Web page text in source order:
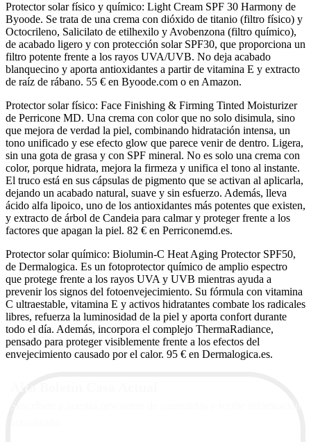
Protector solar físico y químico: Light Cream SPF 30 Harmony de
Byoode. Se trata de una crema con dióxido de titanio (filtro físico) y
Octocrileno, Salicilato de etilhexilo y Avobenzona (filtro químico),
de acabado ligero y con protección solar SPF30, que proporciona un
filtro potente frente a los rayos UVA/UVB. No deja acabado
blanquecino y aporta antioxidantes a partir de vitamina E y extracto
de raíz de rábano. 55 € en Byoode.com o en Amazon.
Protector solar físico: Face Finishing & Firming Tinted Moisturizer
de Perricone MD. Una crema con color que no solo disimula, sino
que mejora de verdad la piel, combinando hidratación intensa, un
tono unificado y ese efecto glow que parece venir de dentro. Ligera,
sin una gota de grasa y con SPF mineral. No es solo una crema con
color, porque hidrata, mejora la firmeza y unifica el tono al instante.
El truco está en sus cápsulas de pigmento que se activan al aplicarla,
dejando un acabado natural, suave y sin esfuerzo. Además, lleva
ácido alfa lipoico, uno de los antioxidantes más potentes que existen,
y extracto de árbol de Candeia para calmar y proteger frente a los
factores que apagan la piel. 82 € en Perriconemd.es.
Protector solar químico: Biolumin-C Heat Aging Protector SPF50,
de Dermalogica. Es un fotoprotector químico de amplio espectro
que protege frente a los rayos UVA y UVB mientras ayuda a
prevenir los signos del fotoenvejecimiento. Su fórmula con vitamina
C ultraestable, vitamina E y activos hidratantes combate los radicales
libres, refuerza la luminosidad de la piel y aporta confort durante
todo el día. Además, incorpora el complejo ThermaRadiance,
pensado para proteger visiblemente frente a los efectos del
envejecimiento causado por el calor. 95 € en Dermalogica.es.